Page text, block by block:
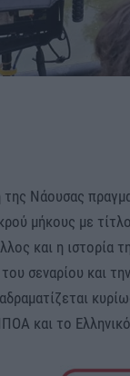
Νάουσας
μήκους με
και η ιστορία
σεναρίου και
και το